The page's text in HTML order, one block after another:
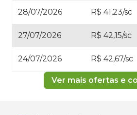
28/07/2026 R$ 41,23/sc
27/07/2026 R$ 42,15/sc
24/07/2026 R$ 42,67/sc
Ver mais ofertas e